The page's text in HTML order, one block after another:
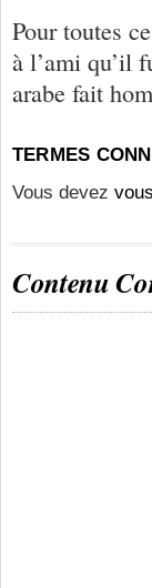
Pour toutes
à l’ami qu’il
arabe fait
TERMES
Vous devez
Contenu